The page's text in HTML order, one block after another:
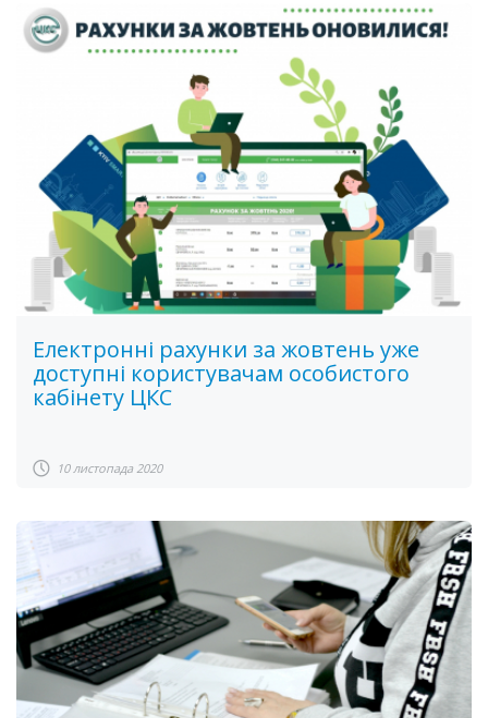
Електронні рахунки за жовтень уже
доступні користувачам особистого
кабінету ЦКС
10 листопада 2020